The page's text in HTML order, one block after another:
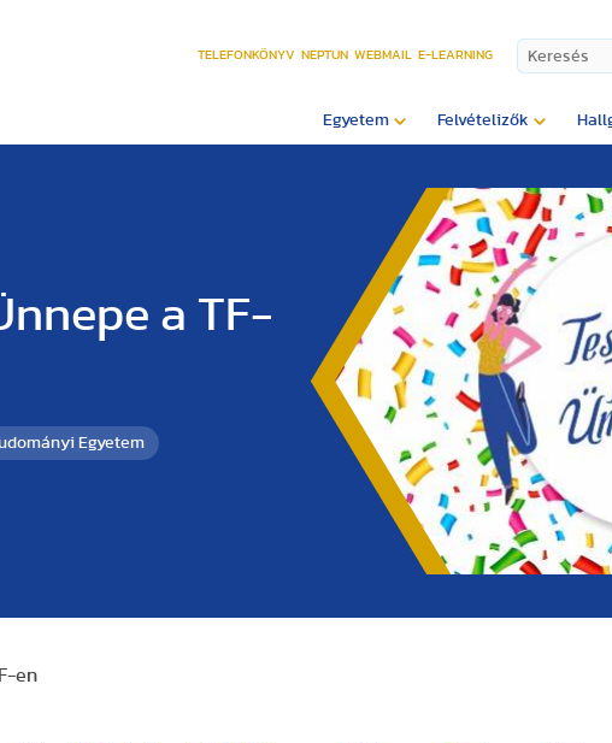
TELEFONKÖNYV NEPTUN WEBMAIL E-LEARNING
Egyetem Felvételizők
a TF-
Egyetem
en